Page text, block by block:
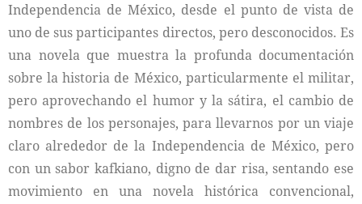
Independencia de México, desde el punto de vista de
uno de sus participantes directos, pero desconocidos. Es
una novela que muestra la profunda documentación
sobre la historia de México, particularmente el militar,
pero aprovechando el humor y la sátira, el cambio de
nombres de los personajes, para llevarnos por un viaje
claro alrededor de la Independencia de México, pero
con un sabor kafkiano, digno de dar risa, sentando ese
movimiento en una novela histórica convencional,